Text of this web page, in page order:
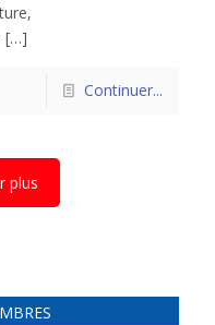
[…]
Continuer...
plus